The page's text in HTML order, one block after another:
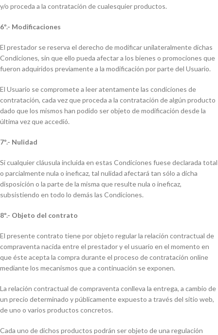
y/o proceda a la contratación de cualesquier productos.
6º.- Modificaciones
El prestador se reserva el derecho de modificar unilateralmente dichas
Condiciones, sin que ello pueda afectar a los bienes o promociones que
fueron adquiridos previamente a la modificación por parte del Usuario.
El Usuario se compromete a leer atentamente las condiciones de
contratación, cada vez que proceda a la contratación de algún producto
dado que los mismos han podido ser objeto de modificación desde la
última vez que accedió.
7º.- Nulidad
Si cualquier cláusula incluida en estas Condiciones fuese declarada total
o parcialmente nula o ineficaz, tal nulidad afectará tan sólo a dicha
disposición o la parte de la misma que resulte nula o ineficaz,
subsistiendo en todo lo demás las Condiciones.
8º.- Objeto del contrato
El presente contrato tiene por objeto regular la relación contractual de
compraventa nacida entre el prestador y el usuario en el momento en
que éste acepta la compra durante el proceso de contratación online
mediante los mecanismos que a continuación se exponen.
La relación contractual de compraventa conlleva la entrega, a cambio de
un precio determinado y públicamente expuesto a través del sitio web,
de uno o varios productos concretos.
Cada uno de dichos productos podrán ser objeto de una regulación